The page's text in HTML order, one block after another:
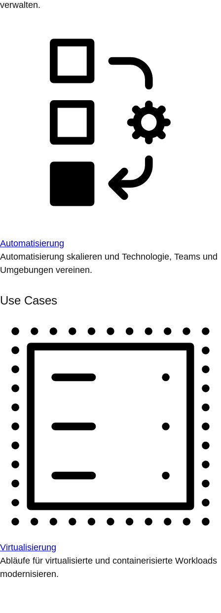
verwalten.
Automatisierung
Automatisierung skalieren und Technologie, Teams und
Umgebungen vereinen.
Use Cases
Virtualisierung
Abläufe für virtualisierte und containerisierte Workloads
modernisieren.